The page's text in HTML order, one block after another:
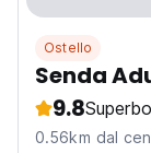
Ostello
Senda
9.8Superbo
0.56km dal